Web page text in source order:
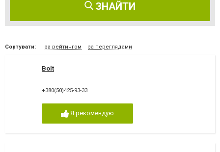
ЗНАЙТИ
Сортувати: за рейтингом за переглядами
Bolt
+380(50)425-93-33
Я рекомендую